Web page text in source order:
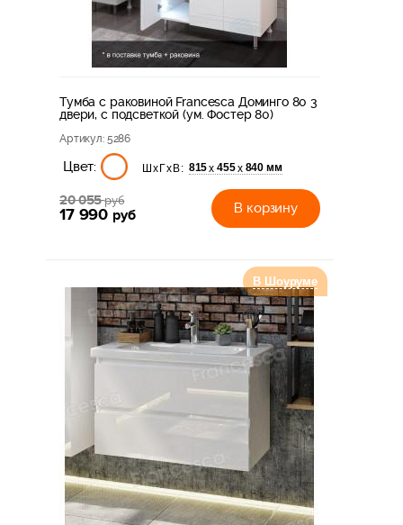
Тумба с раковиной Francesca Доминго 80 3
двери, с подсветкой (ум. Фостер 80)
Артикул: 5286
Цвет: ШхГхВ: 815х 455х 840 мм
20 055руб
17 990 руб В корзину
В Шоуруме